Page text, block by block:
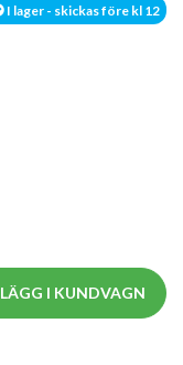
I lager - skickas före kl 12
LÄGG I KUNDVAGN